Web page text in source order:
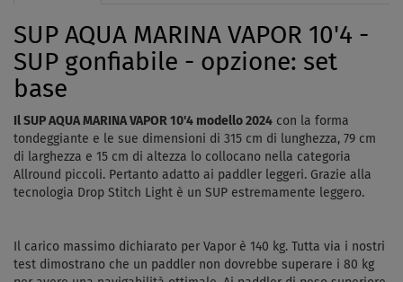
SUP AQUA MARINA VAPOR 10'4 -
SUP gonfiabile - opzione: set
base
Il SUP AQUA MARINA VAPOR 10'4 modello 2024 con la forma
tondeggiante e le sue dimensioni di 315 cm di lunghezza, 79 cm
di larghezza e 15 cm di altezza lo collocano nella categoria
Allround piccoli. Pertanto adatto ai paddler leggeri. Grazie alla
tecnologia Drop Stitch Light è un SUP estremamente leggero.
Il carico massimo dichiarato per Vapor è 140 kg. Tutta via i nostri
test dimostrano che un paddler non dovrebbe superare i 80 kg